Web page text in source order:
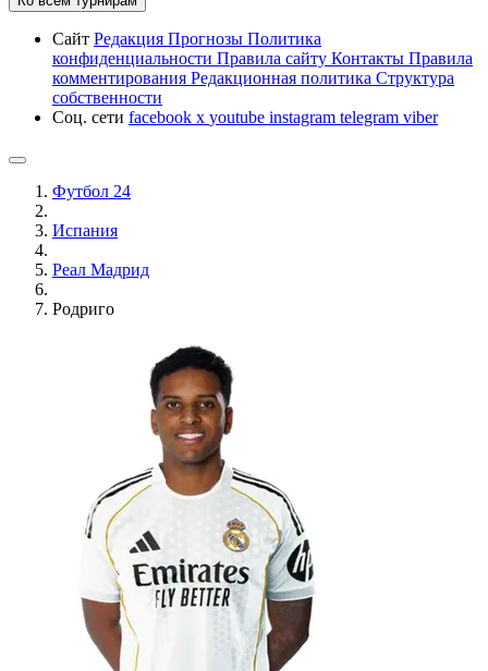
Сайт Редакция Прогнозы Политика
конфиденциальности Правила сайту Контакты Правила
комментирования Редакционная политика Структура
собственности
Соц. сети facebook x youtube instagram telegram viber
Футбол 24
Испания
Реал Мадрид
Родриго